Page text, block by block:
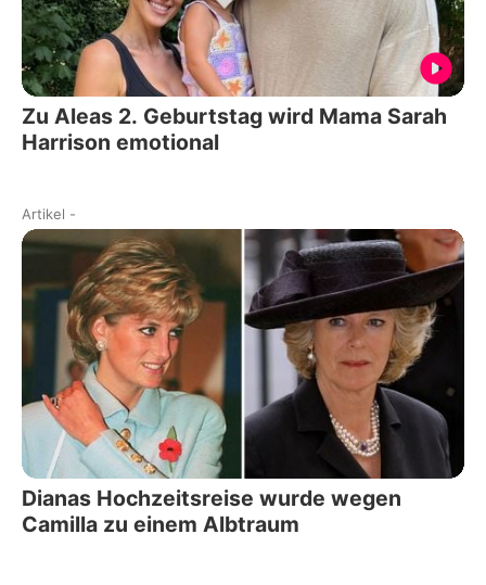
Zu Aleas 2. Geburtstag wird Mama Sarah
Harrison emotional
Artikel -
Dianas Hochzeitsreise wurde wegen
Camilla zu einem Albtraum